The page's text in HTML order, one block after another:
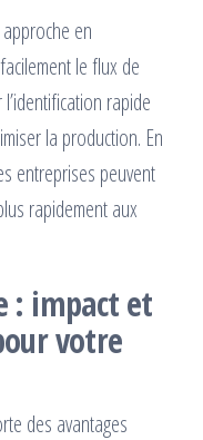
en
le flux de
rapide
la production. En
entreprises peuvent
rapidement aux
: impact et
votre
des avantages